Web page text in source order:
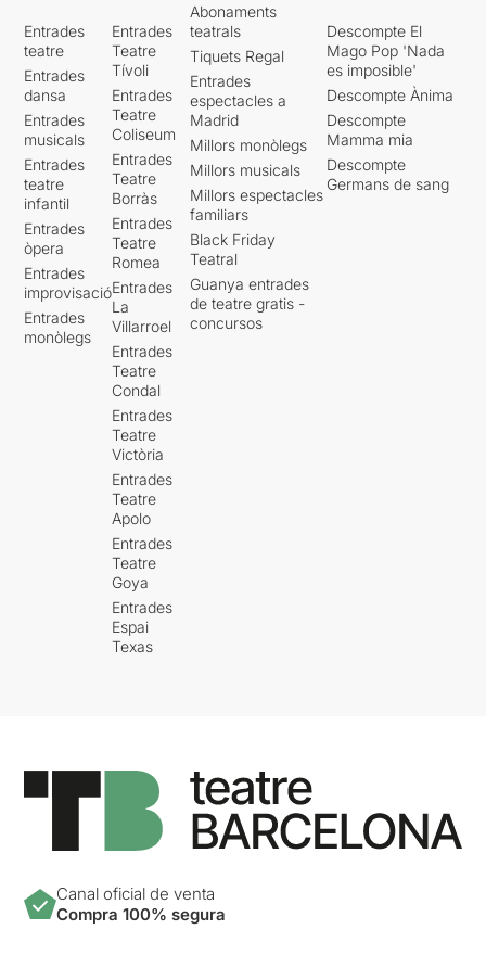
Entrades
teatre
Entrades
dansa
Entrades
musicals
Entrades
teatre
infantil
Entrades
òpera
Entrades
improvisació
Entrades
monòlegs
Entrades
Teatre
Tívoli
Entrades
Teatre
Coliseum
Entrades
Teatre
Borràs
Entrades
Teatre
Romea
Entrades
La
Villarroel
Entrades
Teatre
Condal
Entrades
Teatre
Victòria
Entrades
Teatre
Apolo
Entrades
Teatre
Goya
Entrades
Espai
Texas
Abonaments
teatrals
Tiquets Regal
Entrades
espectacles a
Madrid
Millors monòlegs
Millors musicals
Millors espectacles
familiars
Black Friday
Teatral
Guanya entrades
de teatre gratis -
concursos
Descompte El
Mago Pop 'Nada
es imposible'
Descompte Ànima
Descompte
Mamma mia
Descompte
Germans de sang
Canal oficial de venta
Compra 100% segura